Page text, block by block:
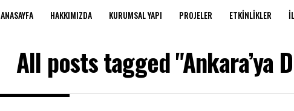
ANASAYFA HAKKIMIZDA KURUMSAL YAPI PROJELER ETKINLIKLER
All posts tagged "Ankara’ya